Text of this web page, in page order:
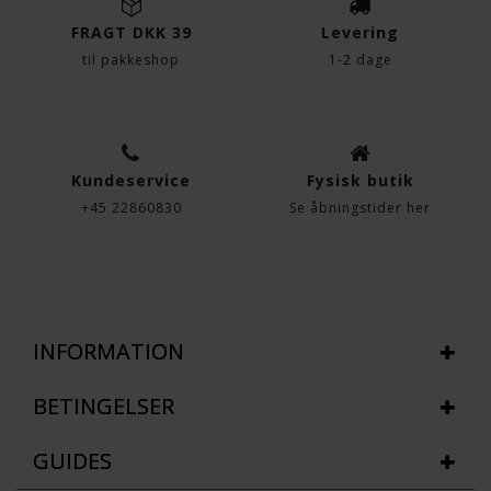
FRAGT DKK 39
til pakkeshop
Levering
1-2 dage
Kundeservice
+45 22860830
Fysisk butik
Se åbningstider her
INFORMATION
BETINGELSER
GUIDES